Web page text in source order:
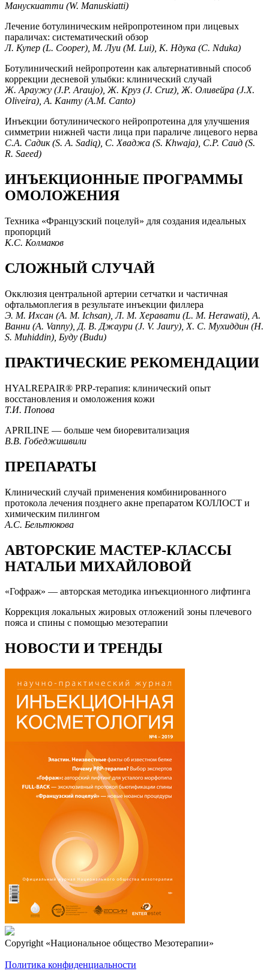
Манускиатти (W. Manuskiatti)
Лечение ботулиническим нейропротеином при лицевых
параличах: систематический обзор
Л. Купер (L. Cooper), М. Луи (M. Lui), К. Ндука (C. Nduka)
Ботулинический нейропротеин как альтернативный способ
коррекции десневой улыбки: клинический случай
Ж. Араужу (J.P. Araujo), Ж. Круз (J. Cruz), Ж. Оливейра (J.X.
Oliveira), А. Канту (A.M. Canto)
Инъекции ботулинического нейропротеина для улучшения
симметрии нижней части лица при параличе лицевого нерва
С.А. Садик (S. A. Sadiq), С. Хваджа (S. Khwaja), С.Р. Саид (S.
R. Saeed)
ИНЪЕКЦИОННЫЕ ПРОГРАММЫ
ОМОЛОЖЕНИЯ
Техника «Французский поцелуй» для создания идеальных
пропорций
К.С. Колмаков
СЛОЖНЫЙ СЛУЧАЙ
Окклюзия центральной артерии сетчатки и частичная
офтальмоплегия в результате инъекции филлера
Э. М. Ихсан (A. M. Ichsan), Л. М. Херавати (L. M. Herawati), А.
Ванни (A. Vanny), Д. В. Джаури (J. V. Jaury), Х. С. Мухиддин (H.
S. Muhiddin), Буду (Budu)
ПРАКТИЧЕСКИЕ РЕКОМЕНДАЦИИ
HYALREPAIR® PRP-терапия: клинический опыт
восстановления и омоложения кожи
Т.И. Попова
APRILINE — больше чем биоревитализация
В.В. Гобеджишвили
ПРЕПАРАТЫ
Клинический случай применения комбинированного
протокола лечения позднего акне препаратом КОЛЛОСТ и
химическим пилингом
А.С. Бельтюкова
АВТОРСКИЕ МАСТЕР-КЛАССЫ
НАТАЛЬИ МИХАЙЛОВОЙ
«Гофраж» — авторская методика инъекционного лифтинга
Коррекция локальных жировых отложений зоны плечевого
пояса и спины с помощью мезотерапии
НОВОСТИ И ТРЕНДЫ
Copyright «Национальное общество Мезотерапии»
Политика конфиденциальности